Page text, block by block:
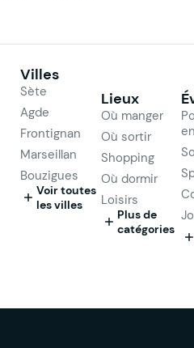
Villes
Sète
Agde
Frontignan
Marseillan
Bouzigues
Voir toutes
les villes
Lieux
Où manger
Où sortir
Shopping
Où dormir
Loisirs
Plus de
catégories